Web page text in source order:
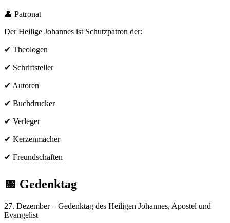
👤 Patronat
Der Heilige Johannes ist Schutzpatron der:
✔ Theologen
✔ Schriftsteller
✔ Autoren
✔ Buchdrucker
✔ Verleger
✔ Kerzenmacher
✔ Freundschaften
📅 Gedenktag
27. Dezember – Gedenktag des Heiligen Johannes, Apostel und
Evangelist